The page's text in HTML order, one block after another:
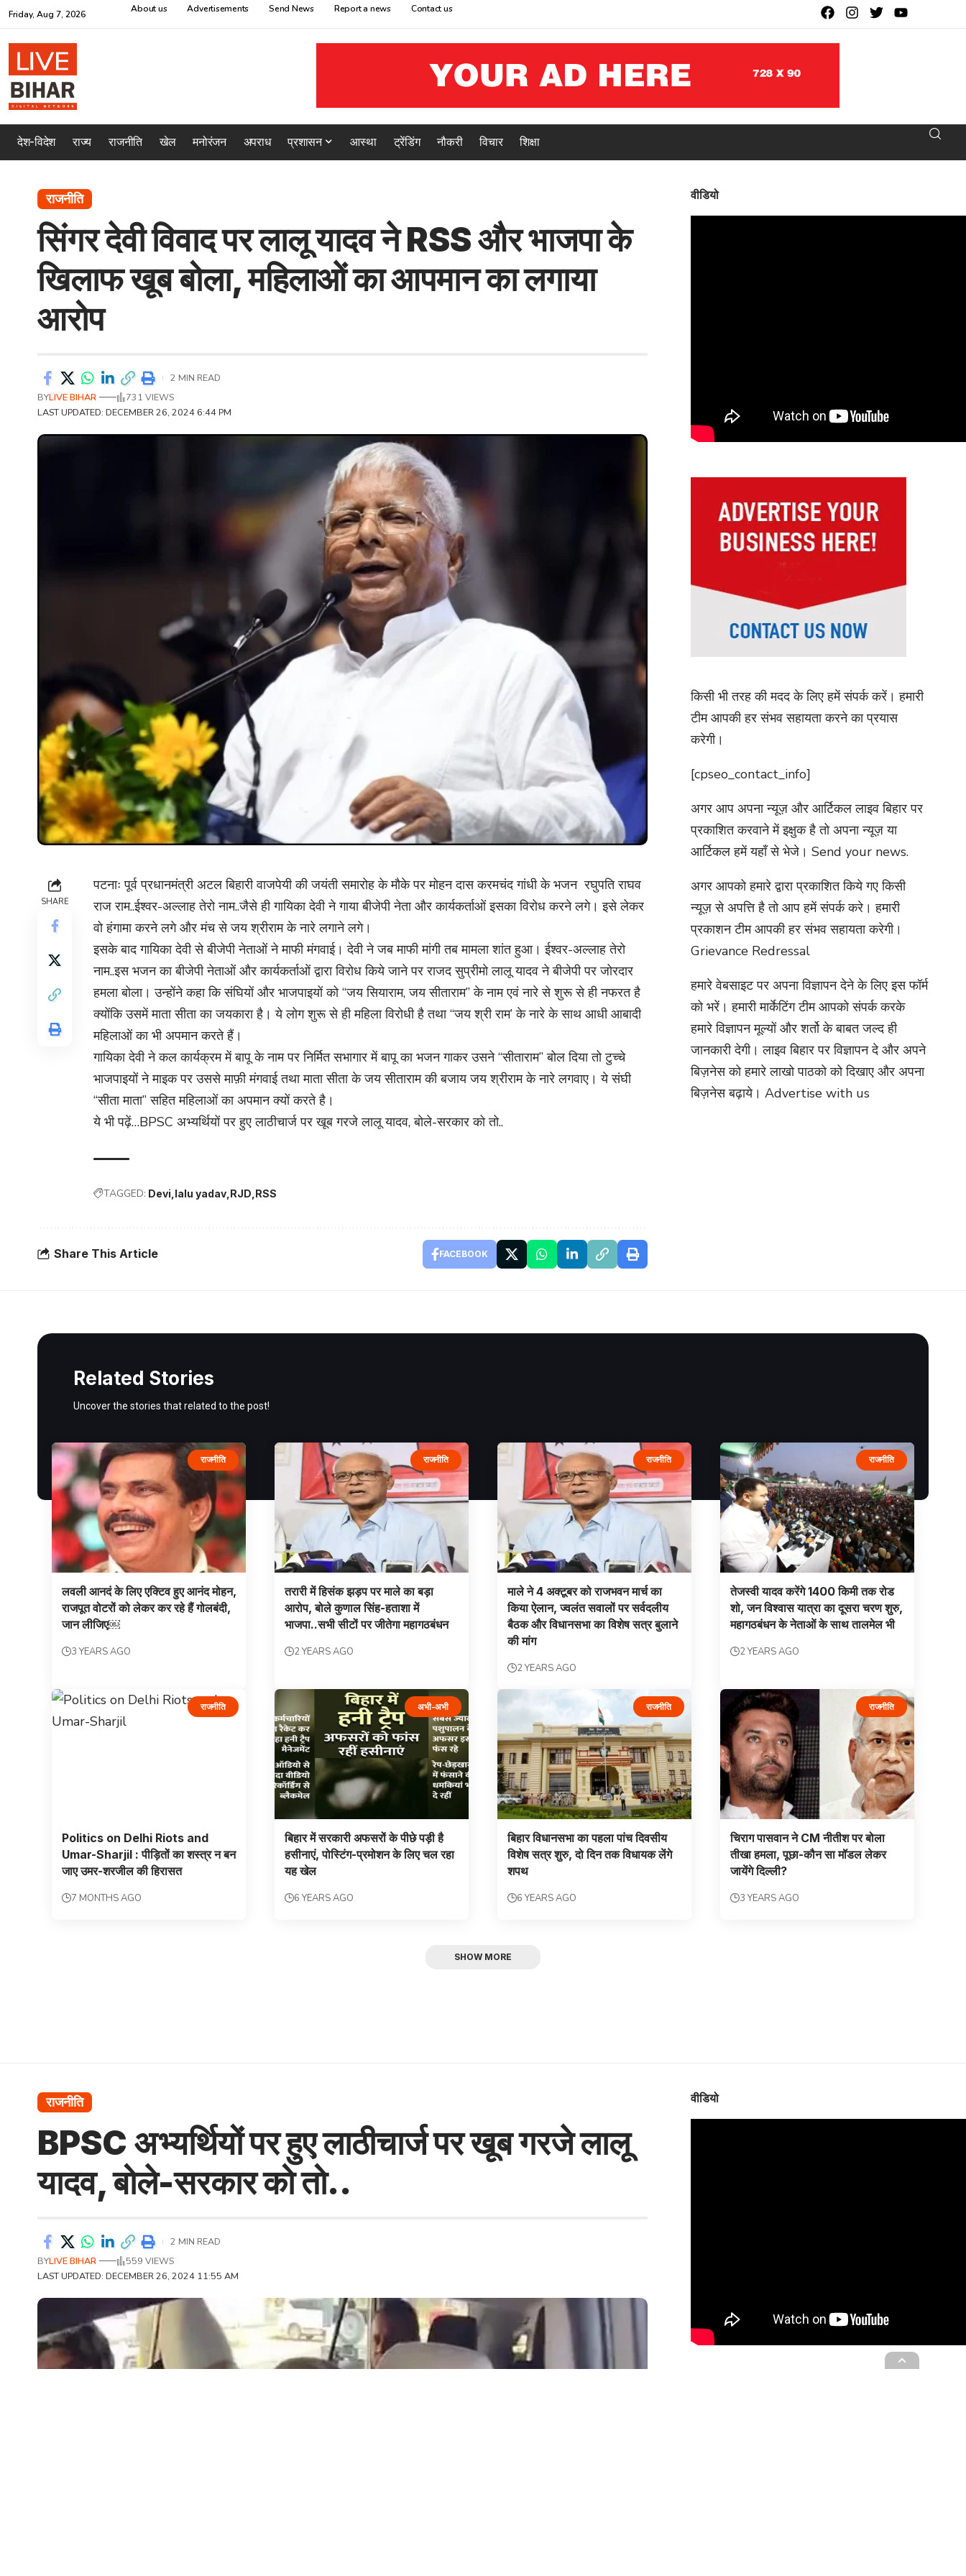
Friday, Aug 7, 2026 About us Advertisements Send News Report a news Contact us
देश-विदेश राज्य राजनीति खेल मनोरंजन अपराध प्रशासन आस्था ट्रेंडिंग नौकरी विचार शिक्षा
राजनीति
सिंगर देवी विवाद पर लालू यादव ने RSS और भाजपा के
खिलाफ खूब बोला, महिलाओं का आपमान का लगाया
आरोप
LAST UPDATED: DECEMBER 26, 2024 6:44 PM
BYLIVE BIHAR 731 VIEWS
2 MIN READ
SHARE
पटनाः पूर्व प्रधानमंत्री अटल बिहारी वाजपेयी की जयंती समारोह के मौके पर मोहन दास करमचंद गांधी के भजन रघुपति राघव
राज राम..ईश्वर-अल्लाह तेरो नाम..जैसे ही गायिका देवी ने गाया बीजेपी नेता और कार्यकर्ताओं इसका विरोध करने लगे। इसे लेकर
वो हंगामा करने लगे और मंच से जय श्रीराम के नारे लगाने लगे।
इसके बाद गायिका देवी से बीजेपी नेताओं ने माफी मंगवाई। देवी ने जब माफी मांगी तब मामला शांत हुआ। ईश्वर-अल्लाह तेरो
नाम..इस भजन का बीजेपी नेताओं और कार्यकर्ताओं द्वारा विरोध किये जाने पर राजद सुप्रीमो लालू यादव ने बीजेपी पर जोरदार
हमला बोला। उन्होंने कहा कि संघियों और भाजपाइयों को “जय सियाराम, जय सीताराम” के नाम एवं नारे से शुरू से ही नफरत है
क्योंकि उसमें माता सीता का जयकारा है। ये लोग शुरू से ही महिला विरोधी है तथा “जय श्री राम’ के नारे के साथ आधी आबादी
महिलाओं का भी अपमान करते हैं।
गायिका देवी ने कल कार्यक्रम में बापू के नाम पर निर्मित सभागार में बापू का भजन गाकर उसने “सीताराम” बोल दिया तो टुच्चे
भाजपाइयों ने माइक पर उससे माफ़ी मंगवाई तथा माता सीता के जय सीताराम की बजाय जय श्रीराम के नारे लगवाए। ये संघी
“सीता माता” सहित महिलाओं का अपमान क्यों करते है।
ये भी पढ़ें…BPSC अभ्यर्थियों पर हुए लाठीचार्ज पर खूब गरजे लालू यादव, बोले-सरकार को तो..
TAGGED: Devi lalu yadav RJD RSS
Share This Article FACEBOOK
वीडियो
किसी भी तरह की मदद के लिए हमें संपर्क करें। हमारी
टीम आपकी हर संभव सहायता करने का प्रयास
करेगी।
[cpseo_contact_info]
अगर आप अपना न्यूज़ और आर्टिकल लाइव बिहार पर
प्रकाशित करवाने में इक्षुक है तो अपना न्यूज़ या
आर्टिकल हमें यहाँ से भेजे। Send your news.
अगर आपको हमारे द्वारा प्रकाशित किये गए किसी
न्यूज़ से अपत्ति है तो आप हमें संपर्क करे। हमारी
प्रकाशन टीम आपकी हर संभव सहायता करेगी।
Grievance Redressal
हमारे वेबसाइट पर अपना विज्ञापन देने के लिए इस फॉर्म
को भरें। हमारी मार्केटिंग टीम आपको संपर्क करके
हमारे विज्ञापन मूल्यों और शर्तो के बाबत जल्द ही
जानकारी देगी। लाइव बिहार पर विज्ञापन दे और अपने
बिज़नेस को हमारे लाखो पाठको को दिखाए और अपना
बिज़नेस बढ़ाये। Advertise with us
Related Stories
Uncover the stories that related to the post!
राजनीति
लवली आनदं के लिए एक्टिव हुए आनंद मोहन,
राजपूत वोटरों को लेकर कर रहे हैं गोलबंदी,
जान लीजिए￼
3 YEARS AGO
राजनीति
तरारी में हिसंक झड़प पर माले का बड़ा
आरोप, बोले कुणाल सिंह-हताशा में
भाजपा..सभी सीटों पर जीतेगा महागठबंधन
2 YEARS AGO
राजनीति
माले ने 4 अक्टूबर को राजभवन मार्च का
किया ऐलान, ज्वलंत सवालों पर सर्वदलीय
बैठक और विधानसभा का विशेष सत्र बुलाने
की मांग
2 YEARS AGO
राजनीति
तेजस्वी यादव करेंगे 1400 किमी तक रोड
शो, जन विश्वास यात्रा का दूसरा चरण शुरु,
महागठबंधन के नेताओं के साथ तालमेल भी
2 YEARS AGO
राजनीति
Politics on Delhi Riots and
Umar-Sharjil : पीड़ितों का शस्त्र न बन
जाए उमर-शरजील की हिरासत
7 MONTHS AGO
अभी-अभी
बिहार में सरकारी अफसरों के पीछे पड़ी है
हसीनाएं, पोस्टिंग-प्रमोशन के लिए चल रहा
यह खेल
6 YEARS AGO
राजनीति
बिहार विधानसभा का पहला पांच दिवसीय
विशेष सत्र शुरु, दो दिन तक विधायक लेंगे
शपथ
6 YEARS AGO
राजनीति
चिराग पासवान ने CM नीतीश पर बोला
तीखा हमला, पूछा-कौन सा मॉडल लेकर
जायेंगे दिल्ली?
3 YEARS AGO
SHOW MORE
राजनीति
BPSC अभ्यर्थियों पर हुए लाठीचार्ज पर खूब गरजे लालू
यादव, बोले-सरकार को तो..
LAST UPDATED: DECEMBER 26, 2024 11:55 AM
BYLIVE BIHAR 559 VIEWS
2 MIN READ
वीडियो